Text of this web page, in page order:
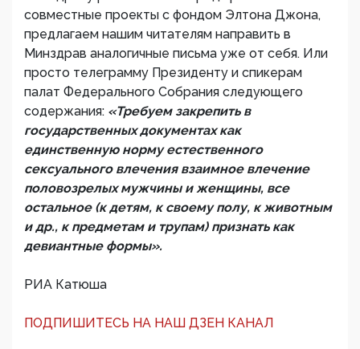
совместные проекты с фондом Элтона Джона,
предлагаем нашим читателям направить в
Минздрав аналогичные письма уже от себя. Или
просто телеграмму Президенту и спикерам
палат Федерального Собрания следующего
содержания: «Требуем закрепить в
государственных документах как
единственную норму естественного
сексуального влечения взаимное влечение
половозрелых мужчины и женщины, все
остальное (к детям, к своему полу, к животным
и др., к предметам и трупам) признать как
девиантные формы».
РИА Катюша
ПОДПИШИТЕСЬ НА НАШ ДЗЕН КАНАЛ